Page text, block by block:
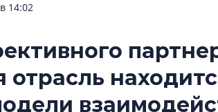
14:02
отрасль